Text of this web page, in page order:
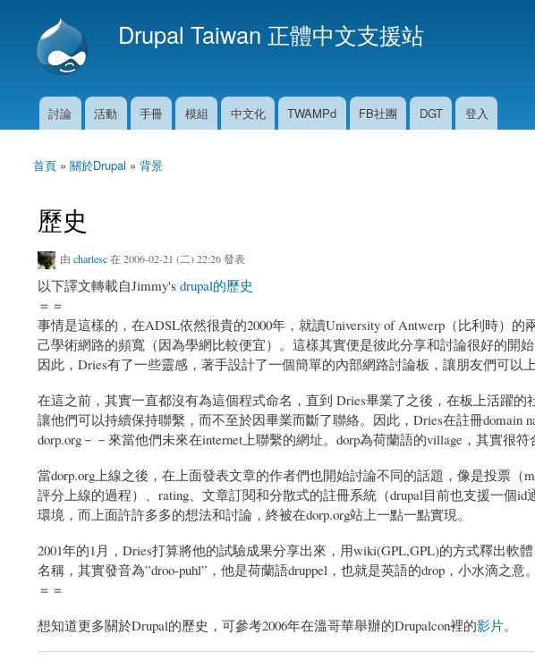
Drupal Taiwan 正體中文支援站
主選單
討論 活動 手冊 模組 中文化 TWAMPd FB社團 DGT 登入
您在這裡
首頁 » 關於Drupal » 背景
歷史
由 charlesc在 2006-02-21 (二) 22:26 發表
以下譯文轉載自Jimmy's drupal的歷史
＝＝
事情是這樣的，在ADSL依然很貴的2000年，就讀University of Antwerp（比利時）的
己學術網路的頻寬（因為學網比較便宜）。這樣其實便是彼此分享和討論很好的開始
因此，Dries有了一些靈感，著手設計了一個簡單的內部網路討論板，讓朋友們可以
在這之前，其實一直都沒有為這個程式命名，直到 Dries畢業了之後，在板上活躍的
讓他們可以持續保持聯繫，而不至於因畢業而斷了聯絡。因此，Dries在註冊domain
dorp.org－－來當他們未來在internet上聯繫的網址。dorp為荷蘭語的village，其實很
當dorp.org上線之後，在上面發表文章的作者們也開始討論不同的話題，像是投票（
評分上線的過程）、rating、文章訂閱和分散式的註冊系統（drupal目前也支援一個
環境，而上面許許多多的想法和討論，終被在dorp.org站上一點一點實現。
2001年的1月，Dries打算將他的試驗成果分享出來，用wiki(GPL,GPL)的方式釋出軟
名稱，其實發音為”droo-puhl”，他是荷蘭語druppel，也就是英語的drop，小水滴之意。
＝＝
想知道更多關於Drupal的歷史，可參考2006年在溫哥華舉辦的Drupalcon裡的影片。